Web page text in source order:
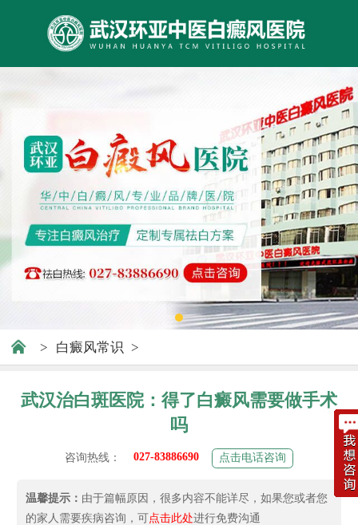
> 白癜风常识 >
武汉治白斑医院：得了白癜风需要做手术
吗
咨询热线： 027-83886690 点击电话咨询
温馨提示： 由于篇幅原因，很多内容不能详尽，如果您或者您
的家人需要疾病咨询，可点击此处进行免费沟通